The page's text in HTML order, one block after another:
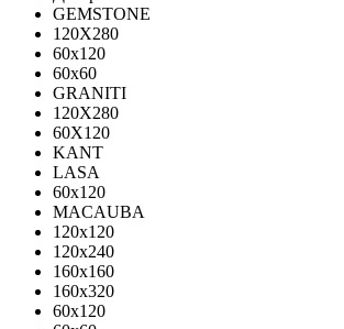
GEMSTONE
120X280
60x120
60x60
GRANITI
120X280
60X120
KANT
LASA
60x120
MACAUBA
120x120
120x240
160x160
160x320
60x120